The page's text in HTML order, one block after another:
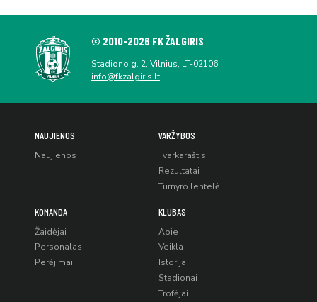
© 2010-2026 FK ŽALGIRIS
Stadiono g. 2, Vilnius, LT-02106
info@fkzalgiris.lt
NAUJIENOS
Naujienos
VARŽYBOS
Tvarkaraštis
Rezultatai
Turnyro lentelė
KOMANDA
Žaidėjai
Personalas
Perėjimai
KLUBAS
Apie
Veikla
Istorija
Stadionai
Trofėjai